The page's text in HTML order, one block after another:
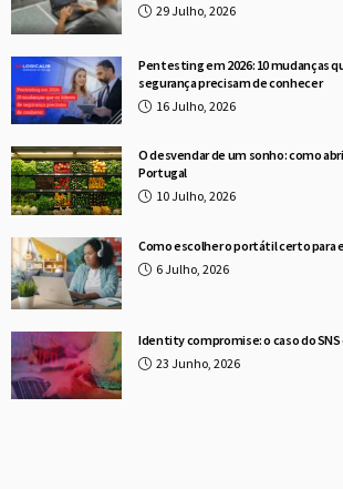
29 Julho, 2026
Pentesting em 2026: 10 mudanças
segurança precisam de conhecer
16 Julho, 2026
O desvendar de um sonho: como
Portugal
10 Julho, 2026
Como escolher o portátil certo para
6 Julho, 2026
Identity compromise: o caso do SNS
23 Junho, 2026